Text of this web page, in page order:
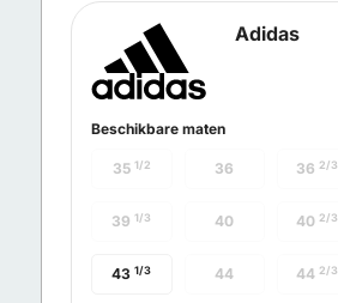
Adidas
Beschikbare maten
431/3
35 1/2 36 362/3
391/3 40 402/3
44 442/3